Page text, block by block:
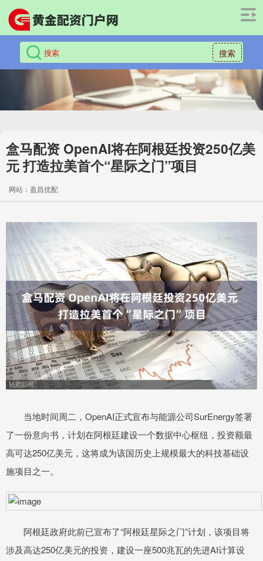
搜索
盒马配资 OpenAI将在阿根廷投资250亿美
元 打造拉美首个“星际之门”项目
网站：盈昌优配
当地时间周二，OpenAI正式宣布与能源公司SurEnergy签署
了一份意向书，计划在阿根廷建设一个数据中心枢纽，投资额最
高可达250亿美元，这将成为该国历史上规模最大的科技基础设
施项目之一。
阿根廷政府此前已宣布了“阿根廷星际之门”计划，该项目将
涉及高达250亿美元的投资，建设一座500兆瓦的先进AI计算设